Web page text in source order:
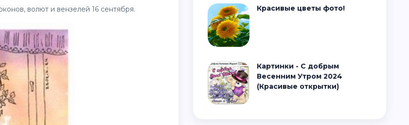
волют и вензелей 16 сентября. Красивые цветы фото!
Картинки - С добрым
Весенним Утром 2024
(Красивые открытки)